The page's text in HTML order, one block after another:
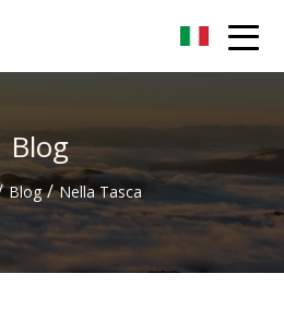
Blog
Blog / Nella Tasca